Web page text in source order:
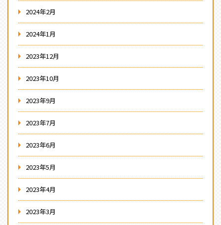
2024年2月
2024年1月
2023年12月
2023年10月
2023年9月
2023年7月
2023年6月
2023年5月
2023年4月
2023年3月